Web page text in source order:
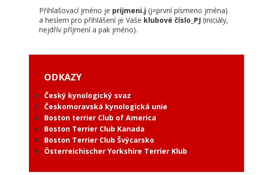
Přihlašovací jméno je prijmeni.j (j=první písmeno jména)
a heslem pro přihlášení je Vaše klubové číslo_PJ (iniciály,
nejdřív příjmení a pak jméno).
ODKAZY
Český kynologický svaz
Českomoravská kynologická unie
Boston terrier Club of America
Boston Terrier Club Kanada
Boston Terrier Club Švýcarsko
Österreichischer Yorkshire Terrier Klub